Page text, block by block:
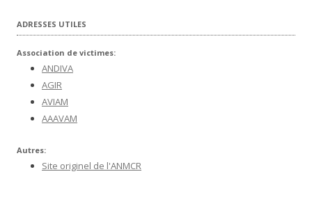
ADRESSES UTILES
Association de victimes:
ANDIVA
AGIR
AVIAM
AAAVAM
Autres:
Site originel de l'ANMCR